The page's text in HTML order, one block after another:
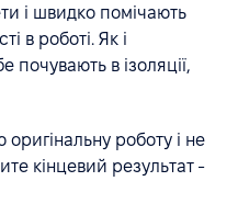
і швидко помічають
в роботі. Як і
в ізоляції,
роботу і не
кінцевий результат -